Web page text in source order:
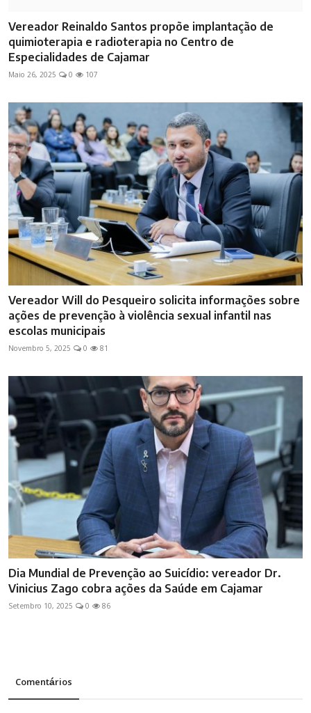
Vereador Reinaldo Santos propõe implantação de
quimioterapia e radioterapia no Centro de
Especialidades de Cajamar
Maio 26, 2025 0 107
Vereador Will do Pesqueiro solicita informações sobre
ações de prevenção à violência sexual infantil nas
escolas municipais
Novembro 5, 2025 0 81
Dia Mundial de Prevenção ao Suicídio: vereador Dr.
Vinicius Zago cobra ações da Saúde em Cajamar
Setembro 10, 2025 0 86
Comentários